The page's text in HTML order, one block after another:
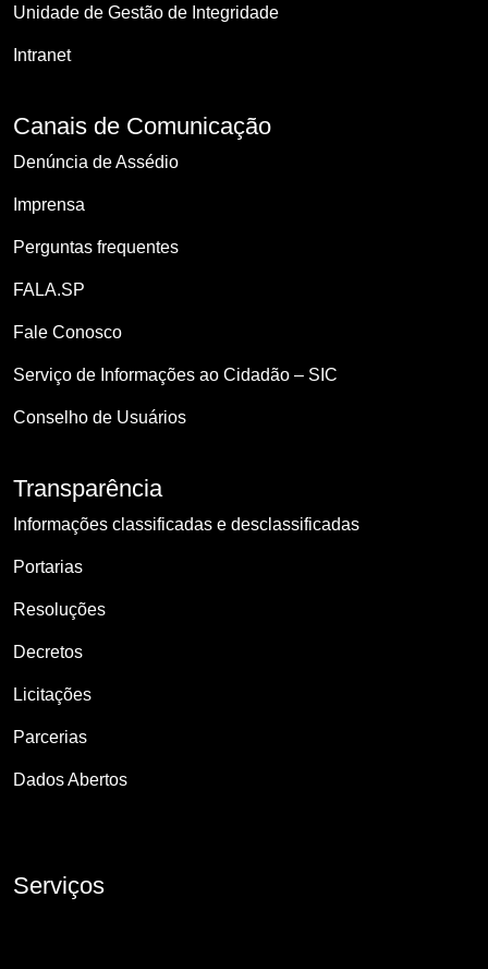
Unidade de Gestão de Integridade
Intranet
Canais de Comunicação
Denúncia de Assédio
Imprensa
Perguntas frequentes
FALA.SP
Fale Conosco
Serviço de Informações ao Cidadão – SIC
Conselho de Usuários
Transparência
Informações classificadas e desclassificadas
Portarias
Resoluções
Decretos
Licitações
Parcerias
Dados Abertos
Serviços